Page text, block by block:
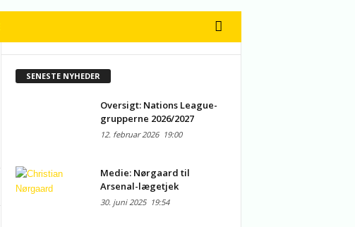
SENESTE NYHEDER
Oversigt: Nations League-
grupperne 2026/2027
12. februar 202619:00
Medie: Nørgaard til
Arsenal-lægetjek
30. juni 202519:54